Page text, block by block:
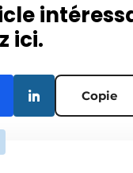
ici.
Copie